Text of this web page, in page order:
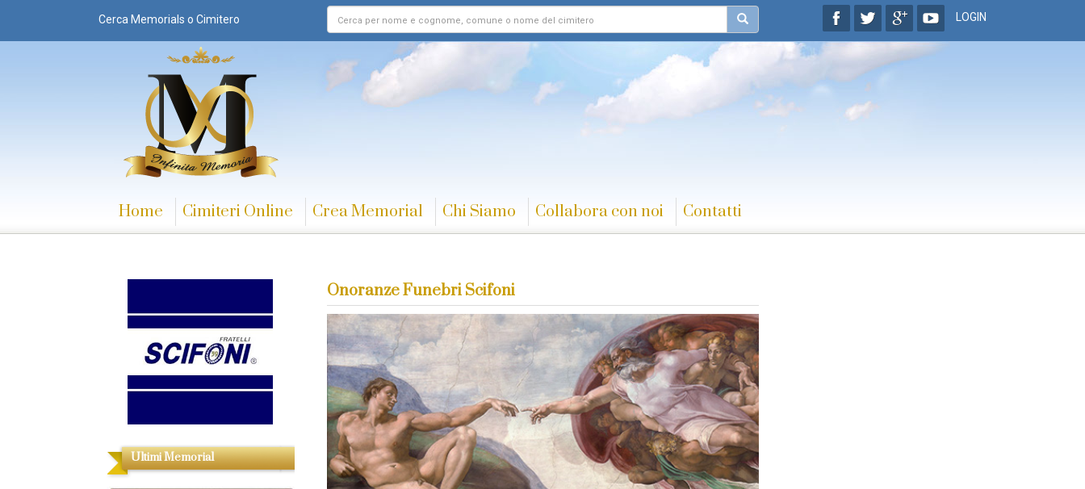
Cerca Memorials o Cimitero LOGIN
Home Cimiteri Online Crea Memorial Chi Siamo Collabora con noi Contatti
Ultimi Memorial
Onoranze Funebri Scifoni